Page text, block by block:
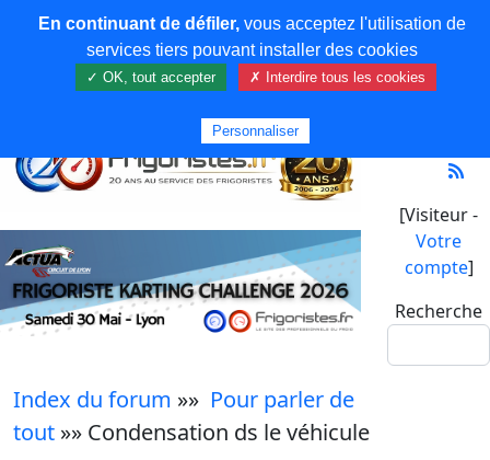
[Visiteur -
Votre
compte]
Recherche
Index du forum »» Pour parler de
tout »» Condensation ds le véhicule
En continuant de défiler,vous acceptez l'utilisation de
services tiers pouvant installer des cookies
✓ OK, tout accepter ✗ Interdire tous les cookies
Personnaliser